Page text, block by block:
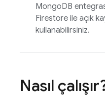
MongoDB
Firestore ile açık
kullanabilirsiniz.
Nasıl